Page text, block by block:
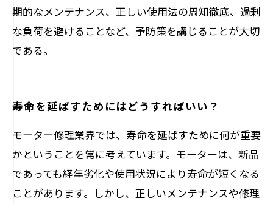
期的なメンテナンス、正しい使用法の周知徹底、過剰
な負荷を避けることなど、予防策を講じることが大切
である。
寿命を延ばすためにはどうすればいい？
モーター修理業界では、寿命を延ばすために何が重要
かということを常に考えています。モーターは、新品
であっても経年劣化や使用状況により寿命が短くなる
ことがあります。しかし、正しいメンテナンスや修理